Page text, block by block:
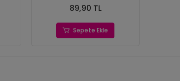
89,90 TL
Sepete Ekle